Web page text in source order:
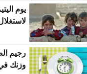
رجيم
وزنك